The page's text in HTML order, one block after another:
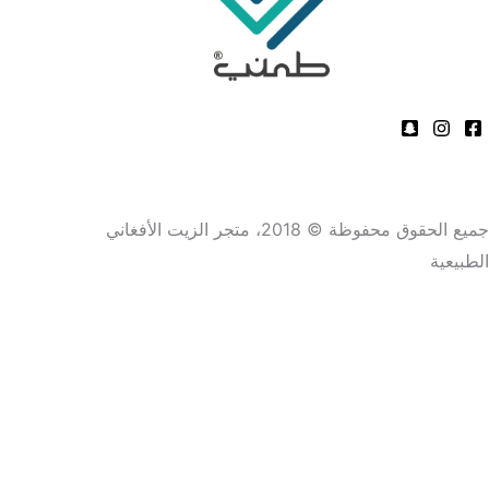
جميع الحقوق محفوظة © 2018، متجر الزيت الأفغاني
الطبيعية